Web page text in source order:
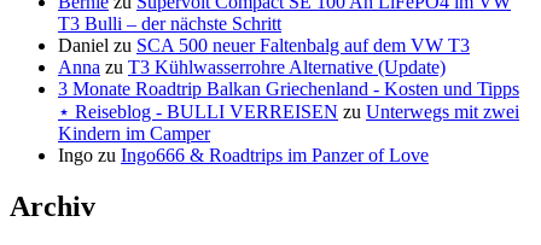
T3 Bulli – der nächste Schritt
Daniel zu SCA 500 neuer Faltenbalg auf dem VW T3
Anna zu T3 Kühlwasserrohre Alternative (Update)
3 Monate Roadtrip Balkan Griechenland - Kosten und Tipps
⋆ Reiseblog - BULLI VERREISEN zu Unterwegs mit zwei
Kindern im Camper
Ingo zu Ingo666 & Roadtrips im Panzer of Love
Archiv